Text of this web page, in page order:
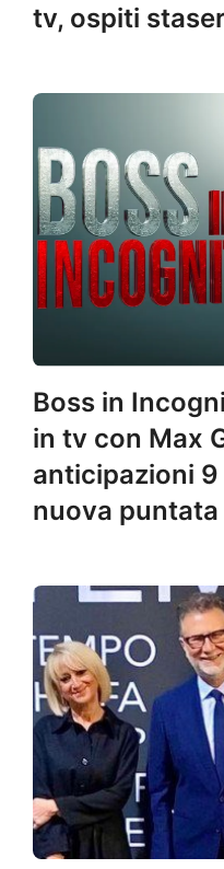
tv, ospiti
Boss in
in tv con Max
anticipazioni
nuova puntata